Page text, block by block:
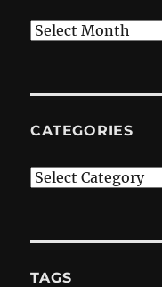
Archives
CATEGORIES
Categories
TAGS